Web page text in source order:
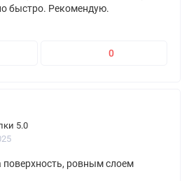
быстро. Рекомендую.
0
5.0
ровным слоем